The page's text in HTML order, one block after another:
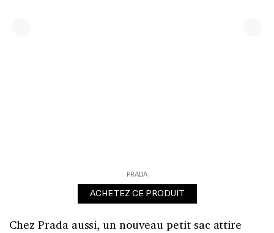
PRADA
ACHETEZ CE PRODUIT
Chez Prada aussi, un nouveau petit sac attire